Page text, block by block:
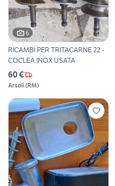
6
RICAMBI PER TRITACARNE 22 -
COCLEA INOX USATA
60 €
Arsoli(RM)